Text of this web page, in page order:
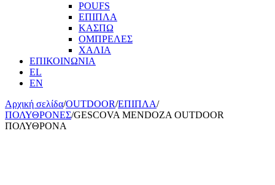
POUFS
ΕΠΙΠΛΑ
ΚΑΣΠΩ
ΟΜΠΡΕΛΕΣ
ΧΑΛΙΑ
ΕΠΙΚΟΙΝΩΝΙΑ
EL
EN
Αρχική σελίδα/OUTDOOR/ΕΠΙΠΛΑ/
ΠΟΛΥΘΡΟΝΕΣ/GESCOVA MENDOZA OUTDOOR
ΠΟΛΥΘΡΟΝΑ